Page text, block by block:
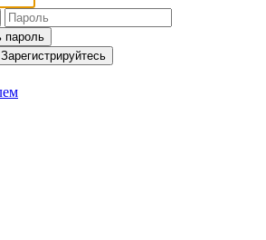
пароль
Зарегистрируйтесь